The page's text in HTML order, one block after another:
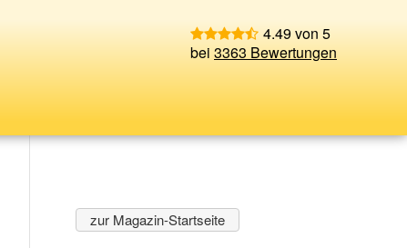
4.49 von 5
bei 3363 Bewertungen
zur Magazin-Startseite